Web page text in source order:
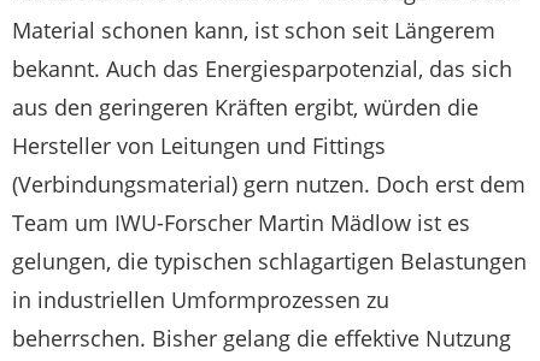
Material schonen kann, ist schon seit Längerem
bekannt. Auch das Energiesparpotenzial, das sich
aus den geringeren Kräften ergibt, würden die
Hersteller von Leitungen und Fittings
(Verbindungsmaterial) gern nutzen. Doch erst dem
Team um IWU-Forscher Martin Mädlow ist es
gelungen, die typischen schlagartigen Belastungen
in industriellen Umformprozessen zu
beherrschen. Bisher gelang die effektive Nutzung